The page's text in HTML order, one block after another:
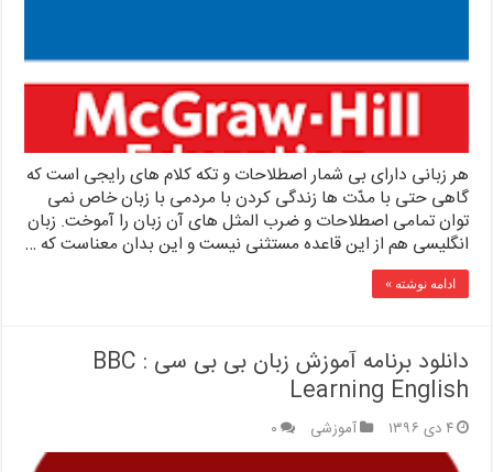
هر زبانی دارای بی شمار اصطلاحات و تکه کلام های رایجی است که
گاهی حتی با مدّت ها زندگی کردن با مردمی با زبان خاص نمی
توان تمامی اصطلاحات و ضرب المثل های آن زبان را آموخت. زبان
انگلیسی هم از این قاعده مستثنی نیست و این بدان معناست که …
ادامه نوشته »
دانلود برنامه آموزش زبان بی بی سی : BBC
Learning English
۴ دی ۱۳۹۶ آموزشی ۰